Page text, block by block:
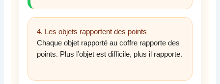
4. Les objets rapportent des points
Chaque objet rapporté au coffre rapporte des
points. Plus l’objet est difficile, plus il rapporte.